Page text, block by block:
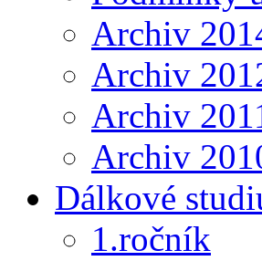
Archiv
Archiv
Archiv
Archiv
Dálkové
1.ročník